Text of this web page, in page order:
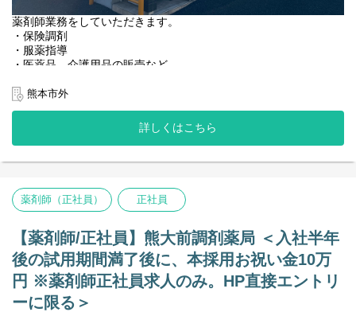
薬剤師業務をしていただきます。
・保険調剤
・服薬指導
・医薬品、介護用品の販売など
＜店舗情報＞
◆処方箋枚数 60~70枚／日
◆処方内容 ちとせ循環器内科、介護施設
◆薬剤師：正社員2名、派遣1名、時短1名
◆事務：正社員2名
【在宅状況】
50人規模の施設在宅対応あり（月2回ほど訪問有り）
※当日15～16時、もしくは翌日に施設にお薬を持っていきます。
【募集補足】
合志調剤を基幹店舗とし、アンビー中央薬局、中央病院前調剤薬
局、などの在宅対応が多い店舗の応援勤務など、ラウンダー勤務
ができる方大歓迎です。
熊本市外
詳しくはこちら
薬剤師（正社員） 正社員
【薬剤師/正社員】熊大前調剤薬局 ＜入社半年
後の試用期間満了後に、本採用お祝い金10万
円 ※薬剤師正社員求人のみ。HP直接エントリ
ーに限る＞